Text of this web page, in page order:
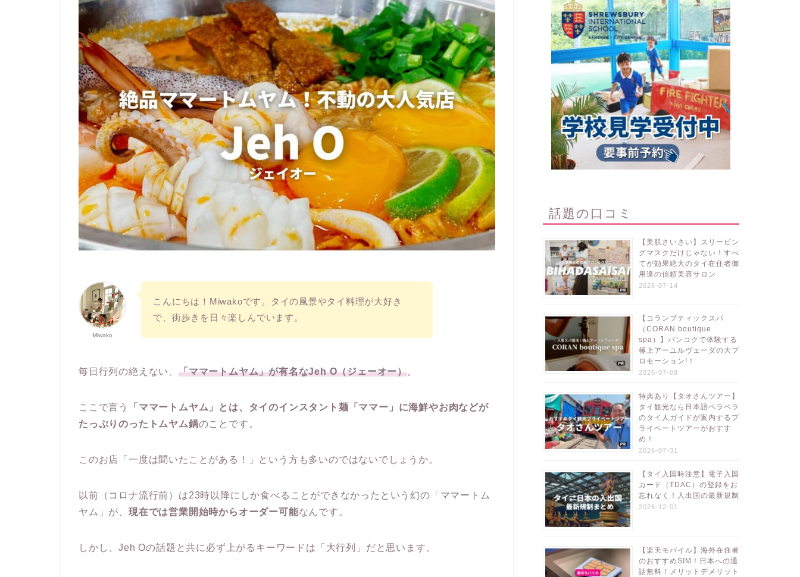
Miwako
こんにちは！Miwakoです。タイの風景やタイ料理が大好き
で、街歩きを日々楽しんでいます。
毎日行列の絶えない、 「ママートムヤム」が有名なJeh O（ジェーオー）。
ここで言う
「ママートムヤム」とは、タイのインスタント麺「ママー」に海鮮やお肉などが
たっぷりのったトムヤム鍋のことです。
このお店「一度は聞いたことがある！」という方も多いのではないでしょうか。
以前（コロナ流行前）は23時以降にしか食べることができなかったという幻の「ママートム
ヤム」が、 現在では営業開始時からオーダー可能なんです。
しかし、Jeh Oの話題と共に必ず上がるキーワードは「大行列」だと思います。
話題の口コミ
【美肌さいさい】スリーピン
グマスクだけじゃない！すべ
てが効果絶大のタイ在住者御
用達の信頼美容サロン
2026-07-14
【コランブティックスパ
（CORAN boutique
spa）】バンコクで体験する
極上アーユルヴェーダの大プ
ロモーション!！
2026-07-08
特典あり【タオさんツアー】
タイ観光なら日本語ペラペラ
のタイ人ガイドが案内するプ
ライベートツアーがおすす
め！
2026-07-31
【タイ入国時注意】電子入国
カード（TDAC）の登録をお
忘れなく！入出国の最新規制
2025-12-01
【楽天モバイル】海外在住者
のおすすめSIM！日本への通
話無料！メリットデメリット